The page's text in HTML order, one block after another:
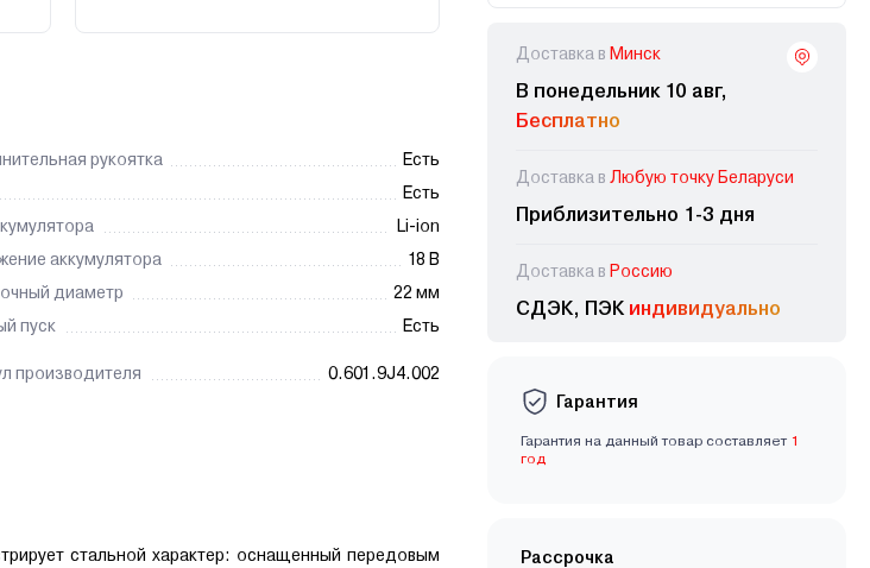
рукоятка
Есть
Есть
Li-ion
аккумулятора
18 В
диаметр
22 мм
пуск
Есть
производителя 0.601.9J4.002
стальной характер: оснащенный передовым
Доставка в Минск
В понедельник 10 авг,
Бесплатно
Доставка в Любую точку Беларуси
Приблизительно 1-3 дня
Доставка в Россию
СДЭК, ПЭК индивидуально
Гарантия
Гарантия на данный товар составляет 1
год
Рассрочка